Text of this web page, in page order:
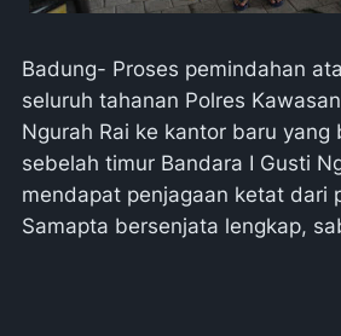
Badung- Proses pemindahan
seluruh tahanan Polres
Ngurah Rai ke kantor baru yang
sebelah timur Bandara I Gusti
mendapat penjagaan ketat dari
Samapta bersenjata lengkap,